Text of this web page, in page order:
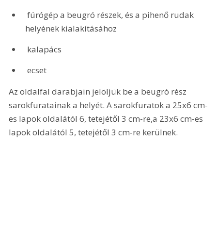
fúrógép a beugró részek, és a pihenő rudak
helyének kialakításához
kalapács
ecset
Az oldalfal darabjain jelöljük be a beugró rész
sarokfuratainak a helyét. A sarokfuratok a 25x6 cm-
es lapok oldalától 6, tetejétől 3 cm-re,a 23x6 cm-es
lapok oldalától 5, tetejétől 3 cm-re kerülnek.